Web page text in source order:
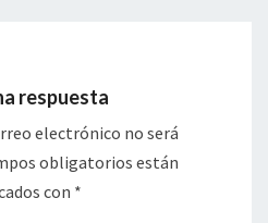
respuesta
electrónico no será
obligatorios están
con *